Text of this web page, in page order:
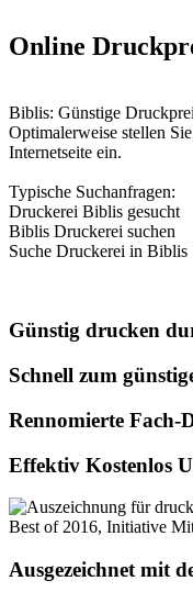
Online
Biblis: Günstige
Optimalerweise stellen
Internetseite ein.
Typische Suchanfragen:
Druckerei Biblis gesucht
Biblis Druckerei suchen
Suche Druckerei in Biblis
Günstig drucken
Schnell zum
Rennomierte Fach-
Effektiv Kostenlos
Ausgezeichnet mit